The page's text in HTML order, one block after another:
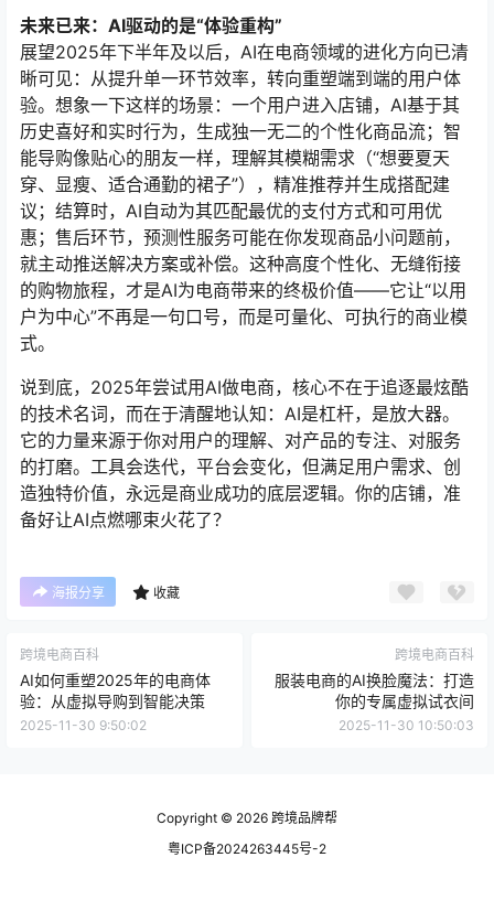
未来已来：AI驱动的是“体验重构”
展望2025年下半年及以后，AI在电商领域的进化方向已清
晰可见：从提升单一环节效率，转向重塑端到端的用户体
验。想象一下这样的场景：一个用户进入店铺，AI基于其
历史喜好和实时行为，生成独一无二的个性化商品流；智
能导购像贴心的朋友一样，理解其模糊需求（“想要夏天
穿、显瘦、适合通勤的裙子”），精准推荐并生成搭配建
议；结算时，AI自动为其匹配最优的支付方式和可用优
惠；售后环节，预测性服务可能在你发现商品小问题前，
就主动推送解决方案或补偿。这种高度个性化、无缝衔接
的购物旅程，才是AI为电商带来的终极价值——它让“以用
户为中心”不再是一句口号，而是可量化、可执行的商业模
式。
说到底，2025年尝试用AI做电商，核心不在于追逐最炫酷
的技术名词，而在于清醒地认知：AI是杠杆，是放大器。
它的力量来源于你对用户的理解、对产品的专注、对服务
的打磨。工具会迭代，平台会变化，但满足用户需求、创
造独特价值，永远是商业成功的底层逻辑。你的店铺，准
备好让AI点燃哪束火花了？
海报分享 收藏
跨境电商百科
AI如何重塑2025年的电商体
验：从虚拟导购到智能决策
2025-11-30 9:50:02
跨境电商百科
服装电商的AI换脸魔法：打造
你的专属虚拟试衣间
2025-11-30 10:50:03
Copyright © 2026 跨境品牌帮
粤ICP备2024263445号-2